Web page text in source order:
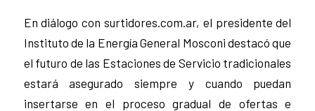
En diálogo con surtidores.com.ar, el presidente del
Instituto de la Energía General Mosconi destacó que
el futuro de las Estaciones de Servicio tradicionales
estará asegurado siempre y cuando puedan
insertarse en el proceso gradual de ofertas e